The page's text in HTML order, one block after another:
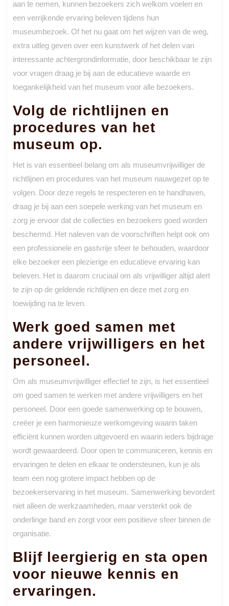
aan te nemen, kunnen bezoekers zich welkom voelen en
een verrijkende ervaring beleven tijdens hun
museumbezoek. Of het nu gaat om het wijzen van de weg,
extra uitleg geven over een kunstwerk of het delen van
interessante achtergrondinformatie, door beschikbaar te zijn
voor vragen draag je bij aan de educatieve waarde en
toegankelijkheid van het museum voor alle bezoekers.
Volg de richtlijnen en
procedures van het
museum op.
Het is van essentieel belang om als museumvrijwilliger de
richtlijnen en procedures van het museum nauwgezet op te
volgen. Door deze regels te respecteren en te handhaven,
draag je bij aan een soepele werking van het museum en
zorg je ervoor dat de collecties en bezoekers goed worden
beschermd. Het naleven van de voorschriften helpt ook om
een professionele en gastvrije sfeer te behouden, waardoor
elke bezoeker een plezierige en educatieve ervaring kan
beleven. Het is daarom cruciaal om als vrijwilliger altijd alert
te zijn op de geldende richtlijnen en deze met zorg en
toewijding na te leven.
Werk goed samen met
andere vrijwilligers en het
personeel.
Om als museumvrijwilliger effectief te zijn, is het essentieel
om goed samen te werken met andere vrijwilligers en het
personeel. Door een goede samenwerking op te bouwen,
creëer je een harmonieuze werkomgeving waarin taken
efficiënt kunnen worden uitgevoerd en waarin ieders bijdrage
wordt gewaardeerd. Door open te communiceren, kennis en
ervaringen te delen en elkaar te ondersteunen, kun je als
team een nog grotere impact hebben op de
bezoekerservaring in het museum. Samenwerking bevordert
niet alleen de werkzaamheden, maar versterkt ook de
onderlinge band en zorgt voor een positieve sfeer binnen de
organisatie.
Blijf leergierig en sta open
voor nieuwe kennis en
ervaringen.